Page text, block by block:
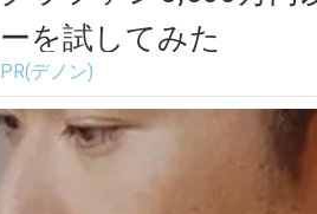
ーを試してみた
PR(デノン)